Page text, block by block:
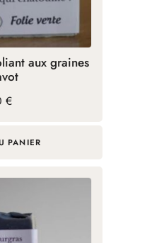
aux graines
€
PANIER